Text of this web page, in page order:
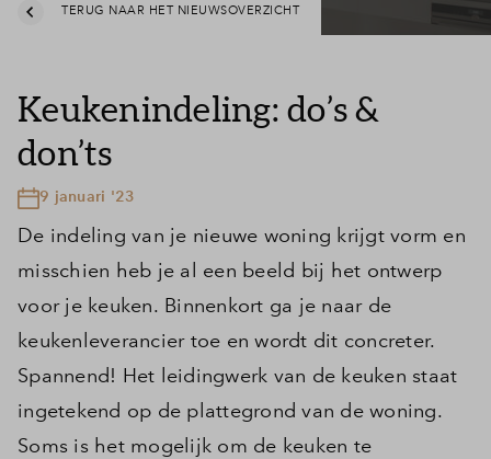
TERUG NAAR HET NIEUWSOVERZICHT
Keukenindeling: do’s &
don’ts
9 januari '23
De indeling van je nieuwe woning krijgt vorm en
misschien heb je al een beeld bij het ontwerp
voor je keuken. Binnenkort ga je naar de
keukenleverancier toe en wordt dit concreter.
Spannend! Het leidingwerk van de keuken staat
ingetekend op de plattegrond van de woning.
Soms is het mogelijk om de keuken te